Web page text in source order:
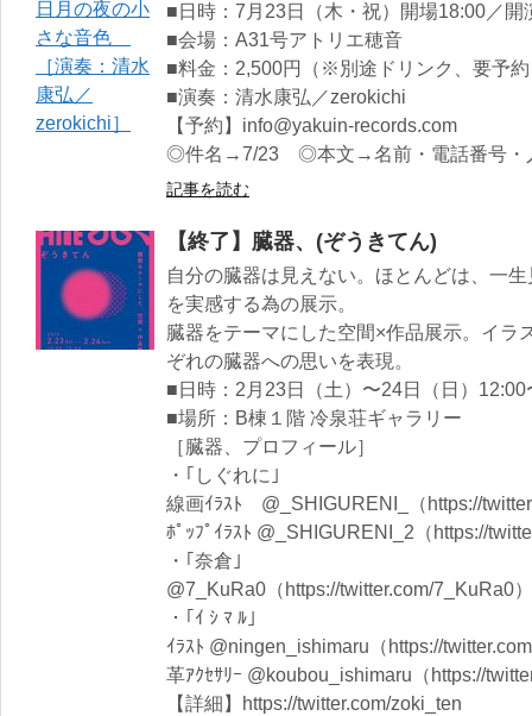
■日時：7月23日（木・祝）開場18:00／開
■会場：A31号アトリエ穂音
■料金：2,500円（※別途ドリンク、要予
■演奏：清水康弘／zerokichi
【予約】info@yakuin-records.com
◎件名→7/23 ◎本文→名前・電話番号・
記事を読む
自分の臓器は見えない。ほとんどは、一
を実感する為の展示。
臓器をテーマにした空間×作品展示。イラ
ぞれの臓器への思いを表現。
■日時：2月23日（土）〜24日（日）12:00
■場所：B棟１階 冷泉荘ギャラリー
［臓器、プロフィール］
・｢しぐれに｣
線画ｲﾗｽﾄ @_SHIGURENI_（https://
ﾎﾟｯﾌﾟｲﾗｽﾄ @_SHIGURENI_2（https://
・｢奈倉｣
@7_KuRa0（https://twitter.com/7_KuRa0）
・｢ｲ ｼ ﾏ ﾙ｣
ｲﾗｽﾄ @ningen_ishimaru（https://
革ｱｸｾｻﾘｰ @koubou_ishimaru（https://
【詳細】https://twitter.com/zoki_ten